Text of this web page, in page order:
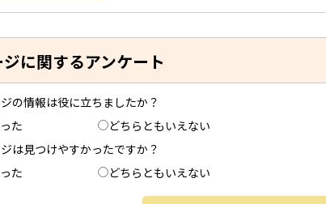
に関するアンケート
の情報は役に立ちましたか？
た
どちらともいえない
は見つけやすかったですか？
た
どちらともいえない